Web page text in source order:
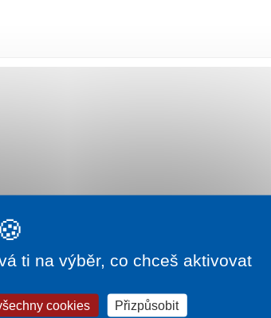
ti na výběr, co chceš aktivovat
cookies Přizpůsobit